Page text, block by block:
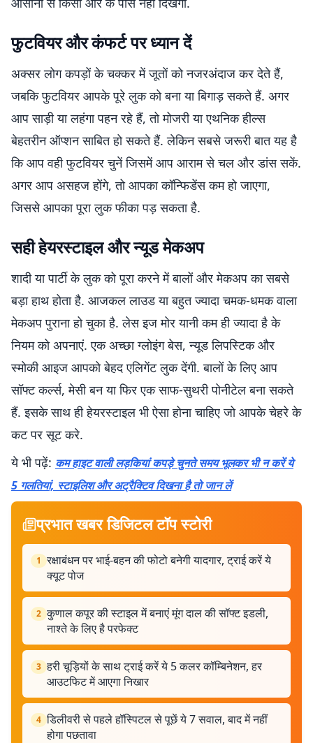
फुटवियर और कंफर्ट पर ध्यान दें
अक्सर लोग कपड़ों के चक्कर में जूतों को नजरअंदाज कर देते हैं,
जबकि फुटवियर आपके पूरे लुक को बना या बिगाड़ सकते हैं. अगर
आप साड़ी या लहंगा पहन रहे हैं, तो मोजरी या एथनिक हील्स
बेहतरीन ऑप्शन साबित हो सकते हैं. लेकिन सबसे जरूरी बात यह है
कि आप वही फुटवियर चुनें जिसमें आप आराम से चल और डांस सकें.
अगर आप असहज होंगे, तो आपका कॉन्फिडेंस कम हो जाएगा,
जिससे आपका पूरा लुक फीका पड़ सकता है.
सही हेयरस्टाइल और न्यूड मेकअप
शादी या पार्टी के लुक को पूरा करने में बालों और मेकअप का सबसे
बड़ा हाथ होता है. आजकल लाउड या बहुत ज्यादा चमक-धमक वाला
मेकअप पुराना हो चुका है. लेस इज मोर यानी कम ही ज्यादा है के
नियम को अपनाएं. एक अच्छा ग्लोइंग बेस, न्यूड लिपस्टिक और
स्मोकी आइज आपको बेहद एलिगेंट लुक देंगी. बालों के लिए आप
सॉफ्ट कर्ल्स, मेसी बन या फिर एक साफ-सुथरी पोनीटेल बना सकते
हैं. इसके साथ ही हेयरस्टाइल भी ऐसा होना चाहिए जो आपके चेहरे के
कट पर सूट करे.
ये भी पढ़ें: कम हाइट वाली लड़कियां कपड़े चुनते समय भूलकर भी न करें ये
5 गलतियां, स्टाइलिश और अट्रैक्टिव दिखना है तो जान लें
प्रभात खबर डिजिटल टॉप स्टोरी
1 रक्षाबंधन पर भाई-बहन की फोटो बनेगी यादगार, ट्राई करें ये
क्यूट पोज
2 कुणाल कपूर की स्टाइल में बनाएं मूंग दाल की सॉफ्ट इडली,
नाश्ते के लिए है परफेक्ट
3 हरी चूड़ियों के साथ ट्राई करें ये 5 कलर कॉम्बिनेशन, हर
आउटफिट में आएगा निखार
4 डिलीवरी से पहले हॉस्पिटल से पूछें ये 7 सवाल, बाद में नहीं
होगा पछतावा